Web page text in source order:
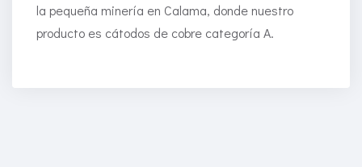
la pequeña minería en Calama, donde nuestro
producto es cátodos de cobre categoría A.